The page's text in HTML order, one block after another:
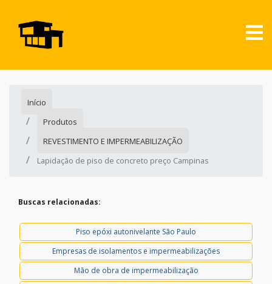
Início
Produtos
REVESTIMENTO E IMPERMEABILIZAÇÃO
Lapidação de piso de concreto preço Campinas
Buscas relacionadas:
Piso epóxi autonivelante São Paulo
Empresas de isolamentos e impermeabilizações
Mão de obra de impermeabilização